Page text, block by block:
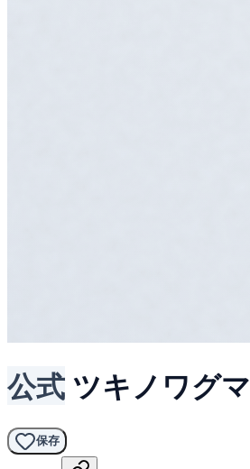
公式 ツキノワグマ
保存